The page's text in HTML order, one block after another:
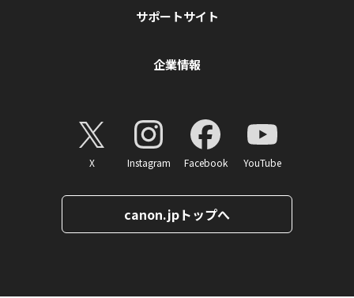
サポートサイト
企業情報
X Instagram Facebook YouTube
canon.jpトップへ